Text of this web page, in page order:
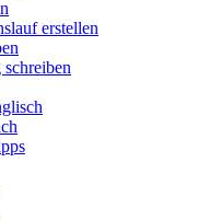
erstellen